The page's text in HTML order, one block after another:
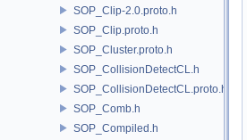
SOP_Clip-2.0.proto.h
SOP_Clip.proto.h
SOP_Cluster.proto.h
SOP_CollisionDetectCL.h
SOP_CollisionDetectCL.proto.h
SOP_Comb.h
SOP_Compiled.h